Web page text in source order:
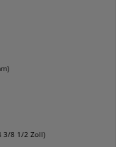
3/8 1/2 Zoll)